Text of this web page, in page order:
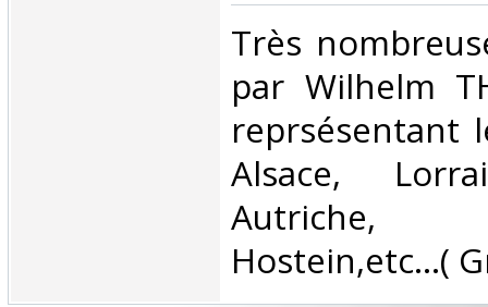
‎Très
par Wilhelm
reprsésentant
Alsace,
Autriche,
Hostein,etc…(